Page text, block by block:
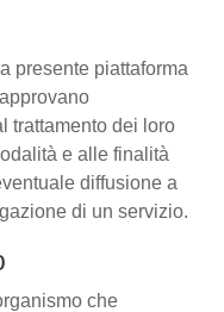
presente piattaforma
trattamento dei loro
e alle finalità
diffusione a
di un servizio.
che